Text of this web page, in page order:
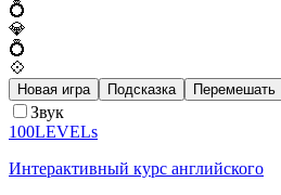
💍
💎
💍
💠
Новая игра Подсказка Перемешать
Звук
100LEVELs
Интерактивный курс английского